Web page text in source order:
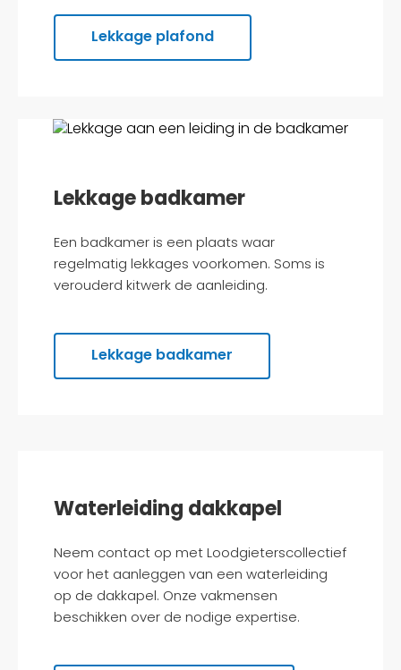
Lekkage plafond
Lekkage badkamer
Een badkamer is een plaats waar
regelmatig lekkages voorkomen. Soms is
verouderd kitwerk de aanleiding.
Lekkage badkamer
Waterleiding dakkapel
Neem contact op met Loodgieterscollectief
voor het aanleggen van een waterleiding
op de dakkapel. Onze vakmensen
beschikken over de nodige expertise.